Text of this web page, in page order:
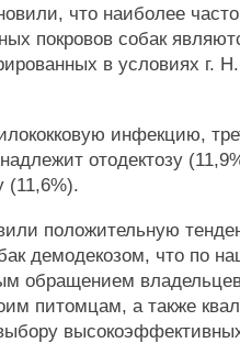
что наиболее
покровов собак
в условиях г.
инфекцию,
отодектозу
(11,6%).
положительную
демодекозом, что по
обращением
питомцам, а также